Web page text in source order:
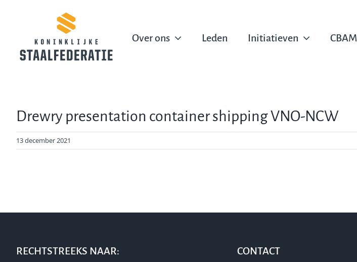
Over ons Leden Initiatieven CBAM
Drewry presentation container shipping VNO-NCW
13 december 2021
RECHTSTREEKS NAAR: CONTACT